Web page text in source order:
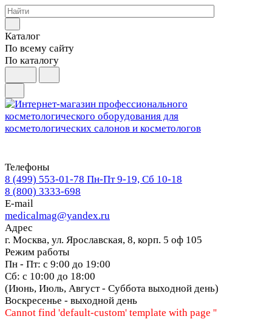
Каталог
По всему сайту
По каталогу
Телефоны
8 (499) 553-01-78 Пн-Пт 9-19, Сб 10-18
8 (800) 3333-698
E-mail
medicalmag@yandex.ru
Адрес
г. Москва, ул. Ярославская, 8, корп. 5 оф 105
Режим работы
Пн - Пт: с 9:00 до 19:00
Сб: с 10:00 до 18:00
(Июнь, Июль, Август - Суббота выходной день)
Воскресенье - выходной день
Cannot find 'default-custom' template with page ''